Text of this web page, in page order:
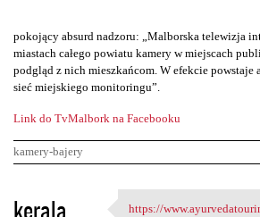
pokojący absurd nadzoru: „Malborska telewizja
miastach całego powiatu kamery w miejscach
podgląd z nich mieszkańcom. W efekcie powstaje
sieć miejskiego monitoringu”.
Link do TvMalbork na Facebooku
kamery-bajery
K
kerala
https://